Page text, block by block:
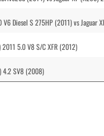
Diesel S 275HP (2011) vs Jaguar
5.0 V8 S/C XFR (2012)
4.2 SV8 (2008)